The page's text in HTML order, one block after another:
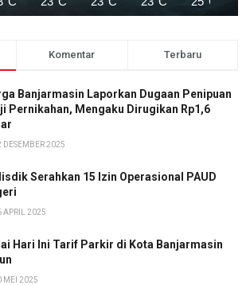
Komentar Terbaru
Banjarmasin Laporkan Dugaan Penipuan
Pernikahan, Mengaku Dirugikan Rp1,6
DESEMBER 2025
Serahkan 15 Izin Operasional PAUD
APRIL 2025
Hari Ini Tarif Parkir di Kota Banjarmasin
MEI 2025